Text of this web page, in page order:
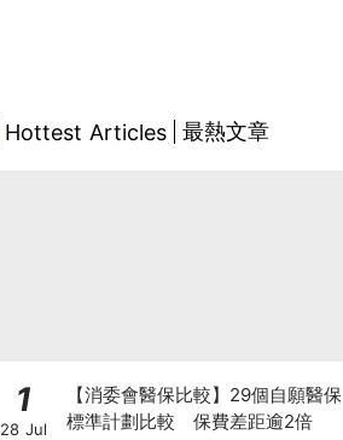
Hottest Articles 最熱文章
1
28 Jul
【消委會醫保比較】29個自願醫保
標準計劃比較 保費差距逾2倍